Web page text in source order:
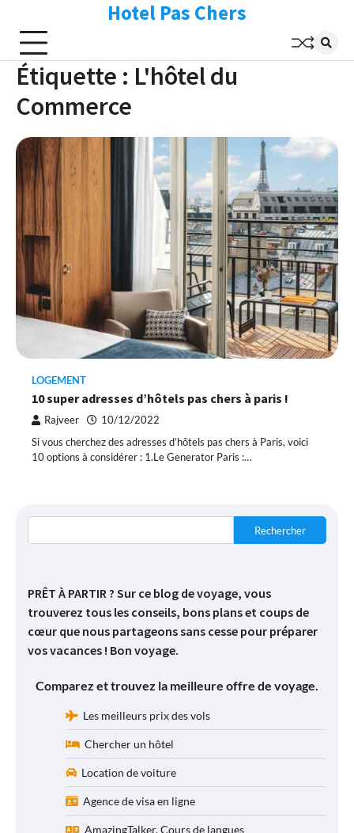
content
Hotel Pas Chers
Étiquette : L'hôtel du
Commerce
LOGEMENT
10 super adresses d’hôtels pas chers à paris !
Rajveer 10/12/2022
Si vous cherchez des adresses d’hôtels pas chers à Paris, voici
10 options à considérer : 1.Le Generator Paris :…
Rechercher
PRÊT À PARTIR ? Sur ce blog de voyage, vous
trouverez tous les conseils, bons plans et coups de
cœur que nous partageons sans cesse pour préparer
vos vacances ! Bon voyage.
Comparez et trouvez la meilleure offre de voyage.
Les meilleurs prix des vols
Chercher un hôtel
Location de voiture
Agence de visa en ligne
AmazingTalker, Cours de langues